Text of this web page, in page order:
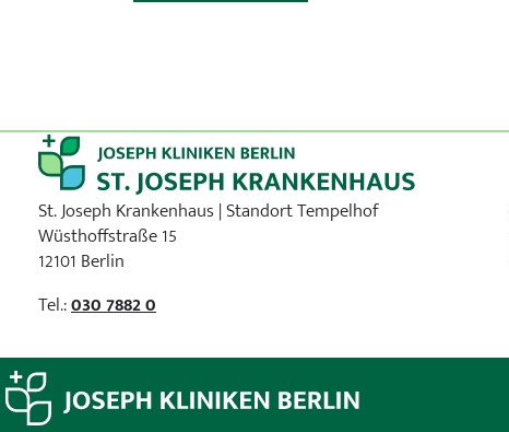
St. Joseph Krankenhaus | Standort Tempelhof
Wüsthoffstraße 15
12101 Berlin
Tel.:030 7882 0